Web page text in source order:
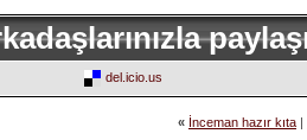
del.icio.us
« İnceman hazır kıta|